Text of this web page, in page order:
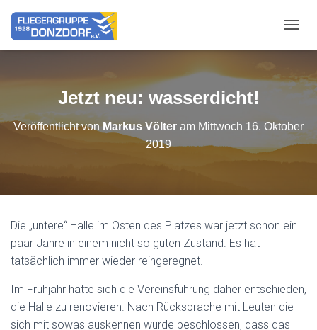
Jetzt neu: wasserdicht!
Veröffentlicht vonMarkus Völter am Mittwoch 16. Oktober
2019
Die „untere“ Halle im Osten des Platzes war jetzt schon ein
paar Jahre in einem nicht so guten Zustand. Es hat
tatsächlich immer wieder reingeregnet.
Im Frühjahr hatte sich die Vereinsführung daher entschieden,
die Halle zu renovieren. Nach Rücksprache mit Leuten die
sich mit sowas auskennen wurde beschlossen, dass das